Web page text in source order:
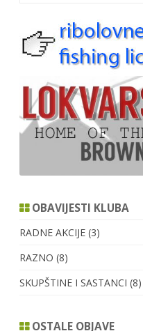
OBAVIJESTI KLUBA
RADNE AKCIJE (3)
RAZNO (8)
SKUPŠTINE I SASTANCI (8)
OSTALE OBJAVE